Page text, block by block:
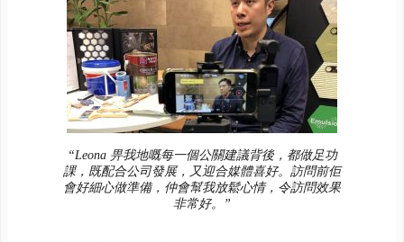
“Leona 畀我地嘅每一個公關建議背後，都做足功
課，既配合公司發展，又迎合媒體喜好。訪問前佢
會好細心做準備，仲會幫我放鬆心情，令訪問效果
非常好。”